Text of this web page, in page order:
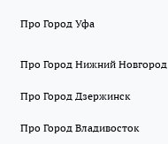
Про Город Уфа
Про Город Нижний Новгород
Про Город Дзержинск
Про Город Владивосток